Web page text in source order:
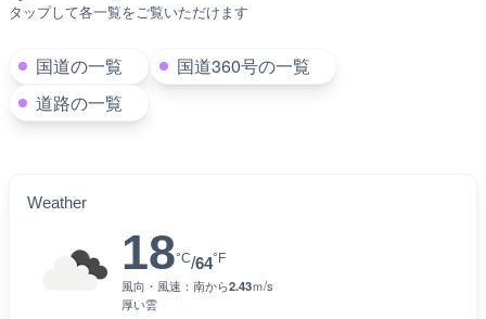
タップして各一覧をご覧いただけます
国道の一覧
国道360号の一覧
道路の一覧
Weather
18°C/64°F
風向・風速： 南から2.43ｍ/s
厚い雲